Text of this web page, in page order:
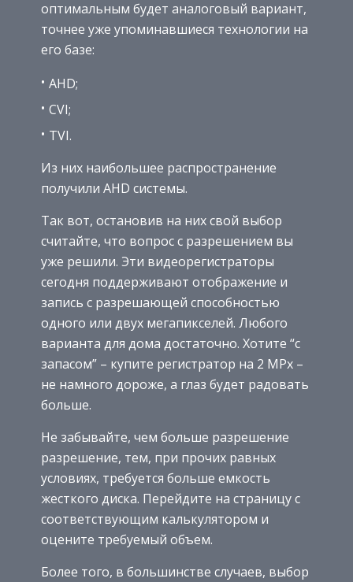
оптимальным будет аналоговый вариант,
точнее уже упоминавшиеся технологии на
его базе:
AHD;
CVI;
TVI.
Из них наибольшее распространение
получили AHD системы.
Так вот, остановив на них свой выбор
считайте, что вопрос с разрешением вы
уже решили. Эти видеорегистраторы
сегодня поддерживают отображение и
запись с разрешающей способностью
одного или двух мегапикселей. Любого
варианта для дома достаточно. Хотите “с
запасом” – купите регистратор на 2 MPx –
не намного дороже, а глаз будет радовать
больше.
Не забывайте, чем больше разрешение
разрешение, тем, при прочих равных
условиях, требуется больше емкость
жесткого диска. Перейдите на страницу с
соответствующим калькулятором и
оцените требуемый объем.
Более того, в большинстве случаев, выбор